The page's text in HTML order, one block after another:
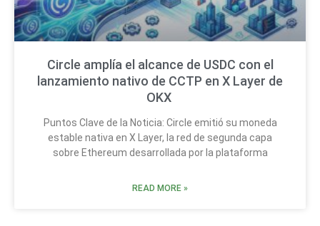
Circle amplía el alcance de USDC con el
lanzamiento nativo de CCTP en X Layer de
OKX
Puntos Clave de la Noticia: Circle emitió su moneda
estable nativa en X Layer, la red de segunda capa
sobre Ethereum desarrollada por la plataforma
READ MORE »